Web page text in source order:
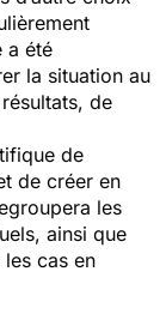
a été
la situation au
de
de
de créer en
les
ainsi que
cas en